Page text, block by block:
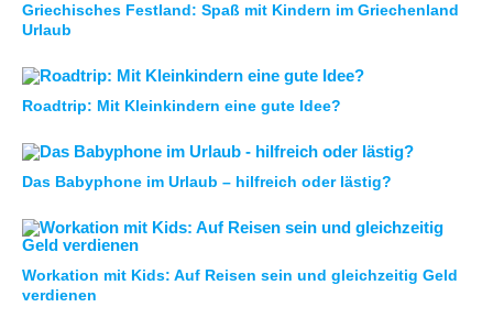
Griechisches Festland: Spaß mit Kindern im Griechenland
Urlaub
Roadtrip: Mit Kleinkindern eine gute Idee?
Das Babyphone im Urlaub – hilfreich oder lästig?
Workation mit Kids: Auf Reisen sein und gleichzeitig Geld
verdienen